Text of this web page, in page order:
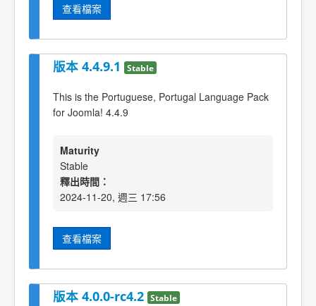
查看檔案
版本 4.4.9.1 Stable
This is the Portuguese, Portugal Language Pack
for Joomla! 4.4.9
Maturity
Stable
釋出時間：
2024-11-20, 週三 17:56
查看檔案
版本 4.0.0-rc4.2 Stable